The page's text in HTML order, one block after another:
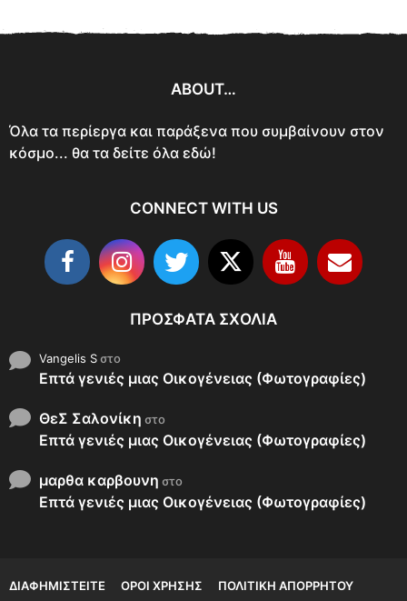
ABOUT…
Όλα τα περίεργα και παράξενα που συμβαίνουν στον
κόσμο... θα τα δείτε όλα εδώ!
CONNECT WITH US
ΠΡΌΣΦΑΤΑ ΣΧΌΛΙΑ
Vangelis Sστο
Επτά γενιές μιας Οικογένειας (Φωτογραφίες)
ΘεΣ Σαλονίκη στο
Επτά γενιές μιας Οικογένειας (Φωτογραφίες)
μαρθα καρβουνη στο
Επτά γενιές μιας Οικογένειας (Φωτογραφίες)
ΔΙΑΦΗΜΙΣΤΕΊΤΕ ΌΡΟΙ ΧΡΉΣΗΣ
ΠΟΛΙΤΙΚΉ ΑΠΟΡΡΉΤΟΥ